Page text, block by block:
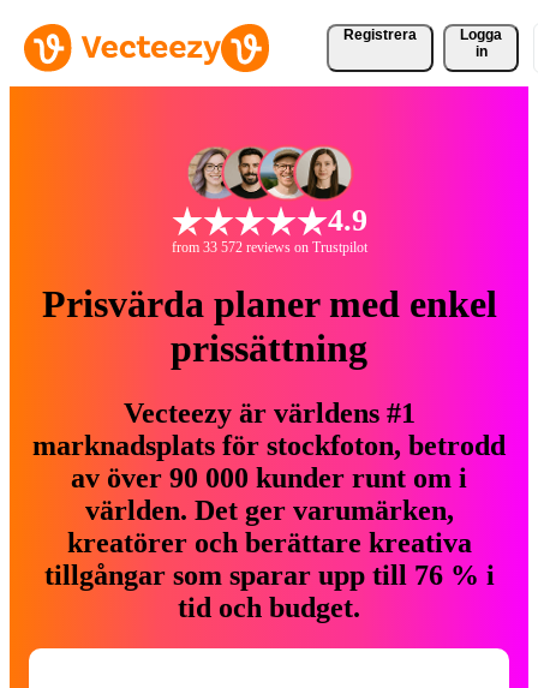
Registrera
Logga
in
4.9
from 33 572 reviews on Trustpilot
Prisvärda planer med enkel
prissättning
Vecteezy är världens #1
marknadsplats för stockfoton, betrodd
av över 90 000 kunder runt om i
världen. Det ger varumärken,
kreatörer och berättare kreativa
tillgångar som sparar upp till 76 % i
tid och budget.